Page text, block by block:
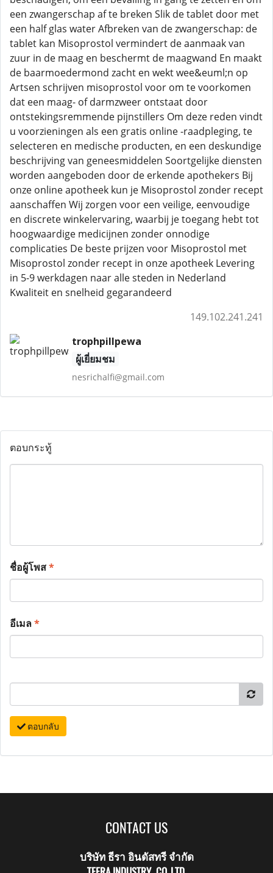
een zwangerschap af te breken Slik de tablet door met
een half glas water Afbreken van de zwangerschap: de
tablet kan Misoprostol vermindert de aanmaak van
zuur in de maag en beschermt de maagwand En maakt
de baarmoedermond zacht en wekt wee&euml;n op
Artsen schrijven misoprostol voor om te voorkomen
dat een maag- of darmzweer ontstaat door
ontstekingsremmende pijnstillers Om deze reden vindt
u voorzieningen als een gratis online -raadpleging, te
selecteren en medische producten, en een deskundige
beschrijving van geneesmiddelen Soortgelijke diensten
worden aangeboden door de erkende apothekers Bij
onze online apotheek kun je Misoprostol zonder recept
aanschaffen Wij zorgen voor een veilige, eenvoudige
en discrete winkelervaring, waarbij je toegang hebt tot
hoogwaardige medicijnen zonder onnodige
complicaties De beste prijzen voor Misoprostol met
Misoprostol zonder recept in onze apotheek Levering
in 5-9 werkdagen naar alle steden in Nederland
Kwaliteit en snelheid gegarandeerd
149.102.241.241
trophpillpewa
ผู้เยี่ยมชม
nesrichalfi@gmail.com
ตอบกระทู้
ชื่อผู้โพส*
อีเมล*
ตอบกลับ
CONTACT US
บริษัท ธีรา อินดัสทรี จำกัด